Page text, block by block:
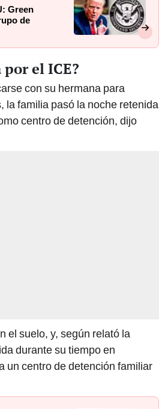
Green
de
el ICE?
con su hermana para
la familia pasó la noche retenida
centro de detención, dijo
el suelo, y, según relató la
durante su tiempo en
un centro de detención familiar